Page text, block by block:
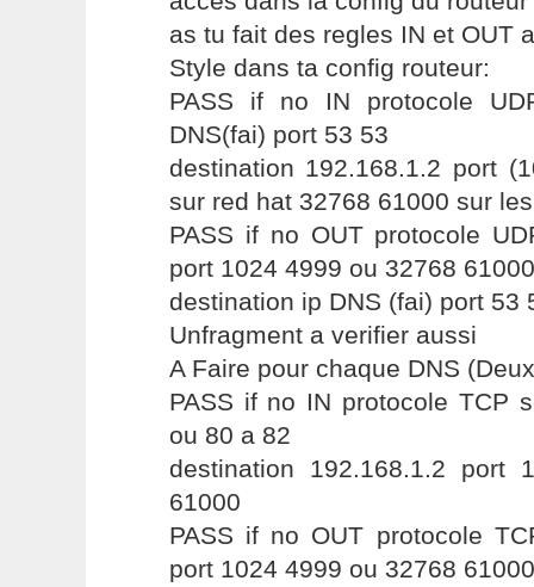
as tu fait des regles IN et OUT
Style dans ta config routeur:
PASS if no IN protocole
DNS(fai) port 53 53
destination 192.168.1.2 port
sur red hat 32768 61000 sur
PASS if no OUT protocole
port 1024 4999 ou 32768 61000
destination ip DNS (fai) port 53
Unfragment a verifier aussi
A Faire pour chaque DNS
PASS if no IN protocole TCP
ou 80 a 82
destination 192.168.1.2 port
61000
PASS if no OUT protocole
port 1024 4999 ou 32768 61000